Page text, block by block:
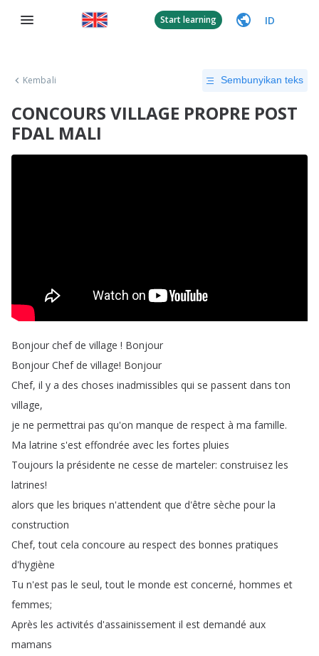
Start learning ID
Kembali Sembunyikan teks
CONCOURS VILLAGE PROPRE POST
FDAL MALI
Bonjour chef de village ! Bonjour
Bonjour Chef de village! Bonjour
Chef, il y a des choses inadmissibles qui se passent dans ton
village,
je ne permettrai pas qu'on manque de respect à ma famille.
Ma latrine s'est effondrée avec les fortes pluies
Toujours la présidente ne cesse de marteler: construisez les
latrines!
alors que les briques n'attendent que d'être sèche pour la
construction
Chef,tout cela concoure au respect des bonnes pratiques
d'hygiène
Tu n'est pas le seul,tout le monde est concerné, hommes et
femmes;
Après les activités d'assainissement il est demandé aux
mamans